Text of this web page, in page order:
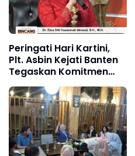
Peringati Hari Kartini,
Plt. Asbin Kejati Banten
Tegaskan Komitmen
Perjuangkan
Kesetaraan Gender